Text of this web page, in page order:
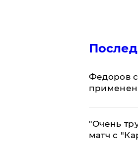
Федоров
"Очень
матч с